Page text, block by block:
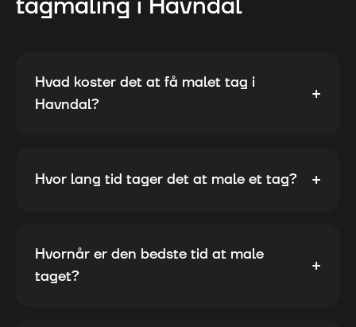
Hvad koster det at få malet tag i
Havndal?
+
Hvor lang tid tager det at male et tag? +
Hvornår er den bedste tid at male
taget?
+